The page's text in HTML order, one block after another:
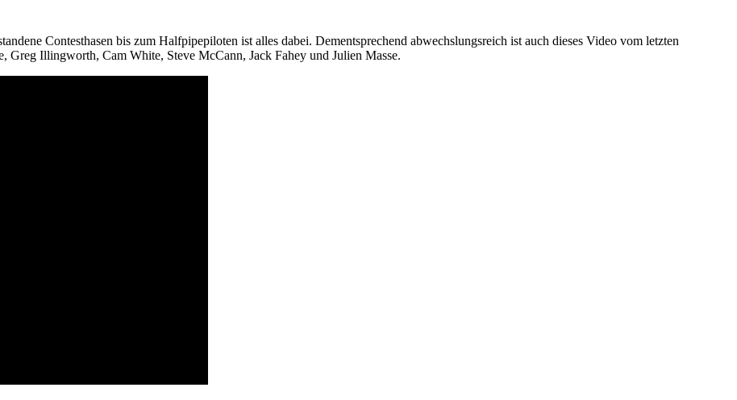
Contesthasen bis zum Halfpipepiloten ist alles dabei. Dementsprechend abwechslungsreich ist auch dieses Video vom letzten
Greg Illingworth, Cam White, Steve McCann, Jack Fahey und Julien Masse.